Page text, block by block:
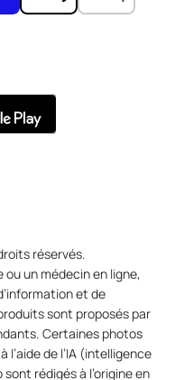
réservés.
ou un médecin en ligne,
et de
sont proposés par
Certaines photos
de l’IA (intelligence
rédigés à l’origine en